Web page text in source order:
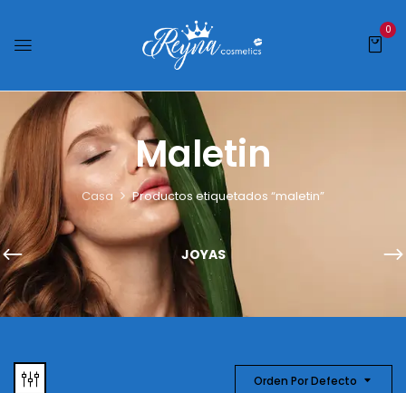
0
Maletin
Casa Productos etiquetados “maletin”
JOYAS
Orden Por Defecto